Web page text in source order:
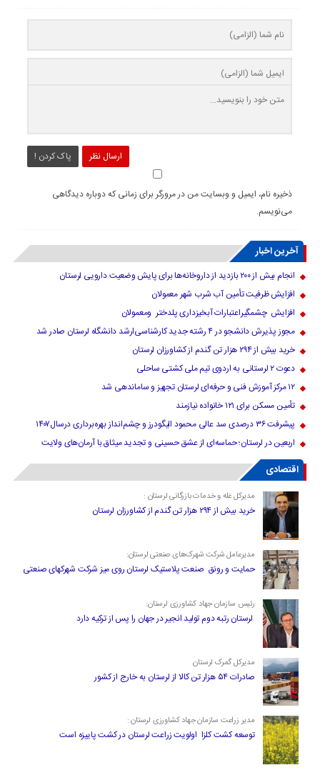
ارسال نظر پاک کردن !
ذخیره نام، ایمیل و وبسایت من در مرورگر برای زمانی که دوباره دیدگاهی
می‌نویسم.
آخرین اخبار
انجام بیش از ۲۰۰ بازدید از داروخانه‌ها برای پایش وضعیت دارویی لرستان
افزایش ظرفیت تأمین آب شرب شهر معمولان
افزایش چشمگیراعتبارات آبخیزداری پلدختر ومعمولان
مجوز پذیرش دانشجو در ۴ رشته جدید کارشناسی‌ارشد دانشگاه لرستان صادر شد
خرید بیش از ۲۹۴ هزار تن گندم از کشاورزان لرستان
دعوت ۲ لرستانی به اردوی تیم ملی کشتی ساحلی
۱۲ مرکز آموزش فنی و حرفه‌ای لرستان تجهیز و ساماندهی شد
تأمین مسکن برای ۱۲۱ خانواده نیازمند
پیشرفت ۳۶ درصدی سد عالی محمود الیگودرز و چشم‌انداز بهره‌برداری درسال۱۴۰۷
اربعین در لرستان؛ حماسه‌ای از عشق حسینی و تجدید میثاق با آرمان‌های ولایت
اقتصادی
مدیرکل غله و خدمات بازرگانی لرستان :
خرید بیش از ۲۹۴ هزار تن گندم از کشاورزان لرستان
مدیرعامل شرکت شهرک‌های صنعتی لرستان:
حمایت و رونق صنعت پلاستیک لرستان روی میز شرکت شهرکهای صنعتی
رئیس سازمان جهاد کشاورزی لرستان:
لرستان رتبه دوم تولید انجیر در جهان را پس از ترکیه دارد
مدیرکل گمرک لرستان
صادرات ۵۴ هزار تن کالا از لرستان به خارج از کشور
مدیر زراعت سازمان جهاد کشاورزی لرستان :
توسعه کشت کلزا اولویت زراعت لرستان در کشت پاییزه است